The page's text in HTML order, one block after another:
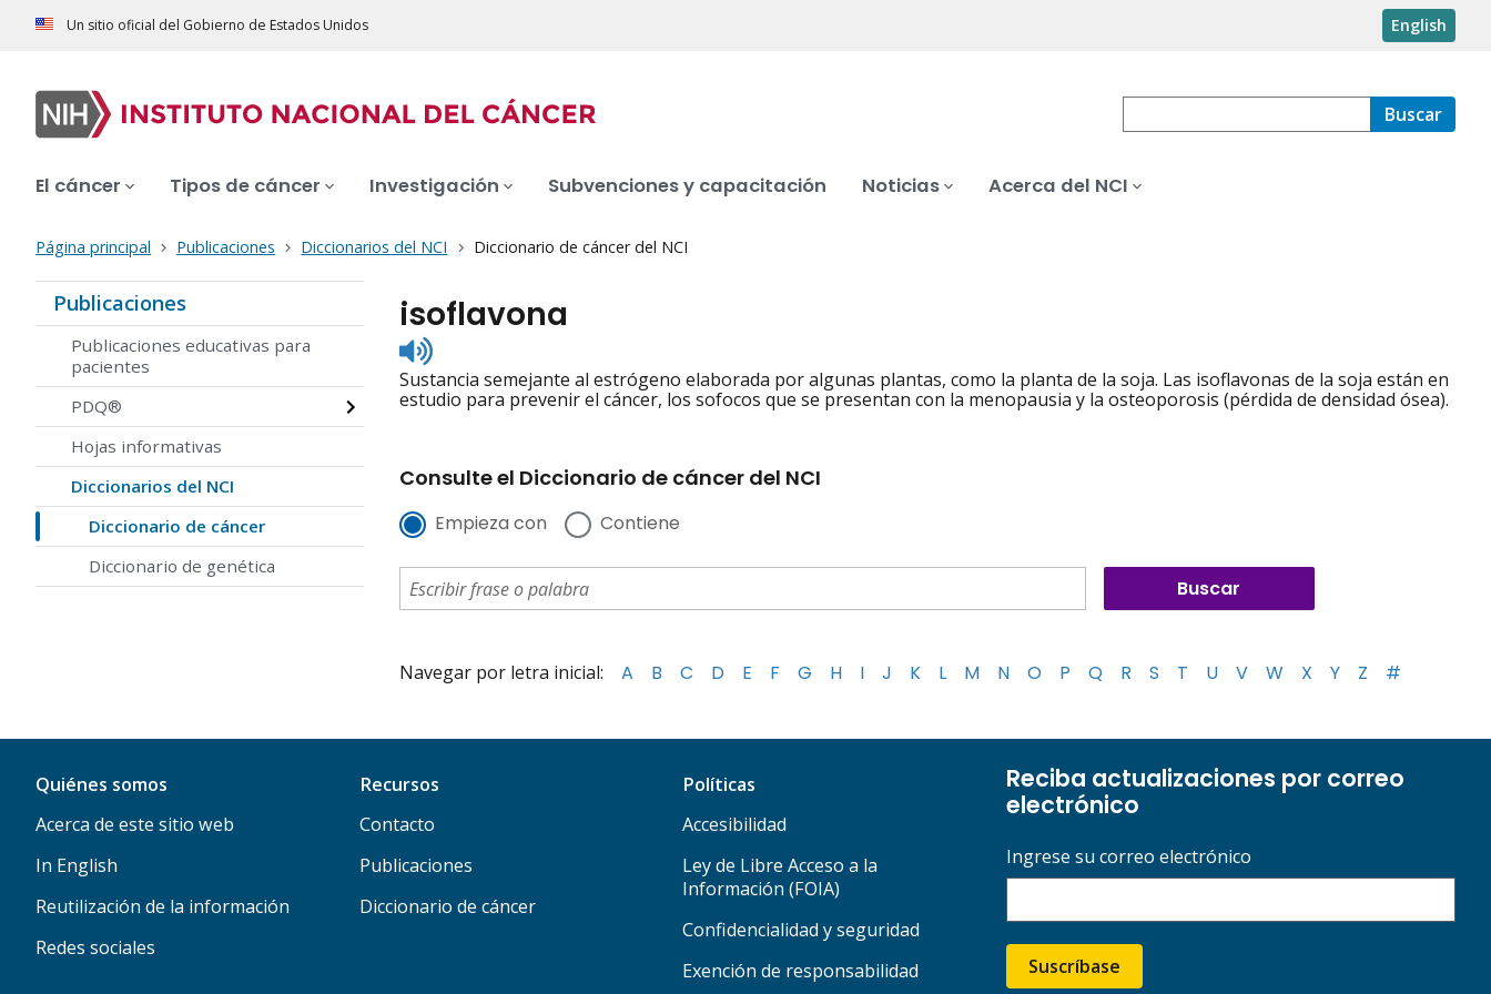
Un sitio oficial del Gobierno de Estados Unidos English
Buscar
El cáncer Tipos de cáncer Investigación Subvenciones y capacitación Noticias Acerca del NCI
Página principal Publicaciones Diccionarios del NCI Diccionario de cáncer del NCI
Publicaciones
Publicaciones educativas para
pacientes
PDQ®
Hojas informativas
Diccionarios del NCI
Diccionario de cáncer
Diccionario de genética
isoflavona
Listen
to
pronunciation
Sustancia semejante al estrógeno elaborada por algunas plantas, como la planta de la soja. Las isoflavonas de la soja están en
estudio para prevenir el cáncer, los sofocos que se presentan con la menopausia y la osteoporosis (pérdida de densidad ósea).
Consulte el Diccionario de cáncer del NCI
Empieza con Contiene
Navegar por letra inicial: A B C D E F G H I J K L M N O P Q R S T U V W X Y Z #
Quiénes somos
Acerca de este sitio web
In English
Reutilización de la información
Redes sociales
Recursos
Contacto
Publicaciones
Diccionario de cáncer
Políticas
Accesibilidad
Ley de Libre Acceso a la
Información (FOIA)
Confidencialidad y seguridad
Exención de responsabilidad
Reciba actualizaciones por correo
electrónico
Ingrese su correo electrónico
Suscríbase